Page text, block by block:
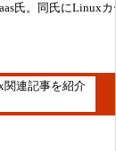
氏。同氏にLinux
連記事を紹介